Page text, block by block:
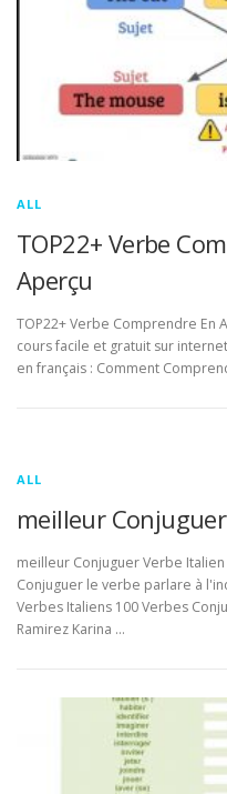
ALL
TOP22+ Verbe
Aperçu
TOP22+ Verbe Comprendre En
cours facile et gratuit sur
en français : Comment
ALL
meilleur
meilleur Conjuguer Verbe
Conjuguer le verbe parlare à
Verbes Italiens 100 Verbes
Ramirez Karina …